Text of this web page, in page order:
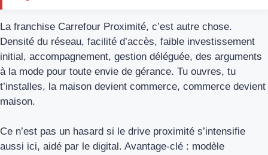
La franchise Carrefour Proximité, c’est autre chose.
Densité du réseau, facilité d’accès, faible investissement
initial, accompagnement, gestion déléguée, des arguments
à la mode pour toute envie de gérance. Tu ouvres, tu
t’installes, la maison devient commerce, commerce devient
maison.
Ce n’est pas un hasard si le drive proximité s’intensifie
aussi ici, aidé par le digital. Avantage-clé : modèle